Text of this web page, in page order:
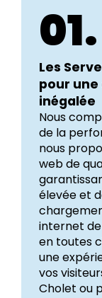
01.
Les
pour
inégalée
Nous
de la
nous
web de
élevée et
internet
en toutes
une
vos
Cholet ou